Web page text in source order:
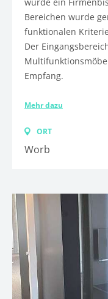
Bereichen wurde
funktionalen
Der
Empfang.
Mehr dazu
ORT
Worb